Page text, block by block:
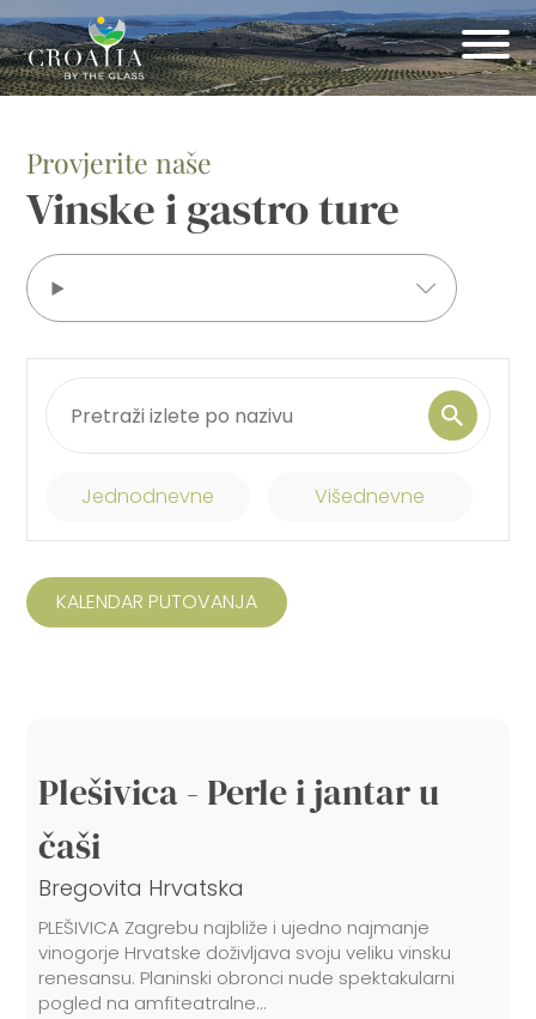
Provjerite naše
Vinske i gastro ture
Jednodnevne Višednevne
KALENDAR PUTOVANJA
Plešivica - Perle i jantar u
čaši
Bregovita Hrvatska
PLEŠIVICA Zagrebu najbliže i ujedno najmanje
vinogorje Hrvatske doživljava svoju veliku vinsku
renesansu. Planinski obronci nude spektakularni
pogled na amfiteatralne...